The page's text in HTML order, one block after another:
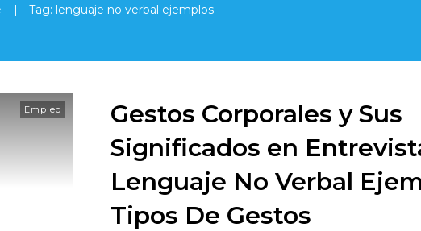
| Tag: lenguaje no verbal ejemplos
Empleo
Gestos Corporales y Sus
Significados en
Lenguaje No Verbal
Tipos De Gestos